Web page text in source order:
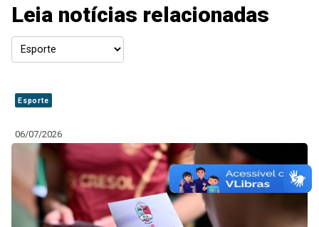
Leia notícias relacionadas
Esporte
06/07/2026